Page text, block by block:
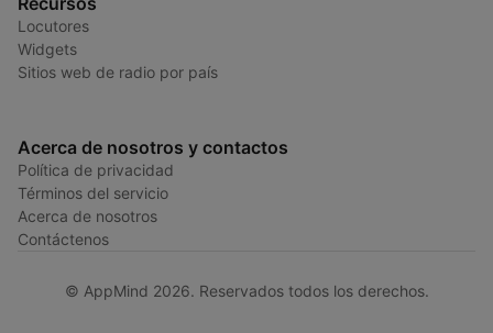
Locutores
Widgets
Sitios web de radio por país
Acerca de nosotros y contactos
Política de privacidad
Términos del servicio
Acerca de nosotros
Contáctenos
© AppMind 2026. Reservados todos los derechos.